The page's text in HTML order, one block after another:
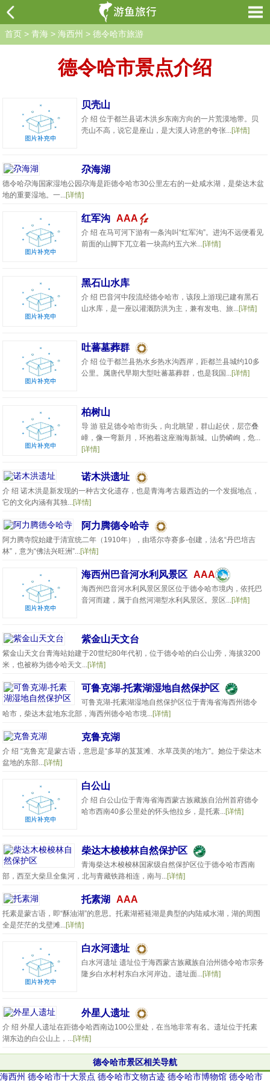
首页 > 青海 > 海西州 > 德令哈市旅游
德令哈市景点介绍
贝壳山
介 绍 位于都兰县诺木洪乡东南方向的一片荒漠地带。贝
壳山不高，说它是座山，是大漠人诗意的夸张...[详情]
尕海湖
德令哈尕海国家湿地公园尕海是距德令哈市30公里左右的一处咸水湖，是柴达木盆
地的重要湿地。一...[详情]
红军沟 AAA
介 绍 在马可河下游有一条沟叫“红军沟”。进沟不远便看见
前面的山脚下兀立着一块高约五六米...[详情]
黑石山水库
介 绍 巴音河中段流经德令哈市，该段上游现已建有黑石
山水库，是一座以灌溉防洪为主，兼有发电、旅...[详情]
吐蕃墓葬群
介 绍 位于都兰县热水乡热水沟西岸，距都兰县城约10多
公里。属唐代早期大型吐蕃墓葬群，也是我国...[详情]
柏树山
导 游 驻足德令哈市街头，向北眺望，群山起伏，层峦叠
嶂，像一弯新月，环抱着这座瀚海新城。山势嶙峋，危...
[详情]
诺木洪遗址
介 绍 诺木洪是新发现的一种古文化遗存，也是青海考古最西边的一个发掘地点，
它的文化内涵有其独...[详情]
阿力腾德令哈寺
阿力腾寺院始建于清宣统二年（1910年），由塔尔寺赛多-创建，法名“丹巴培吉
林”，意为“佛法兴旺洲”...[详情]
海西州巴音河水利风景区 AAA
海西州巴音河水利风景区景区位于德令哈市境内，依托巴
音河而建，属于自然河湖型水利风景区。景区...[详情]
紫金山天文台
紫金山天文台青海站始建于20世纪80年代初，位于德令哈的白公山旁，海拔3200
米，也被称为德令哈天文...[详情]
可鲁克湖-托素湖湿地自然保护区
可鲁克湖-托素湖湿地自然保护区位于青海省海西州德令
哈市，柴达木盆地东北部，海西州德令哈市境...[详情]
克鲁克湖
介 绍 “克鲁克”是蒙古语，意思是“多草的芨芨滩、水草茂美的地方”。她位于柴达木
盆地的东部...[详情]
白公山
介 绍 白公山位于青海省海西蒙古族藏族自治州首府德令
哈市西南40多公里处的怀头他拉乡，是托素...[详情]
柴达木梭梭林自然保护区
青海柴达木梭梭林国家级自然保护区位于德令哈市西南
部，西至大柴旦全集河，北与青藏铁路相连，南与...[详情]
托素湖 AAA
托素是蒙古语，即“酥油湖”的意思。托素湖褡裢湖是典型的内陆咸水湖，湖的周围
全是茫茫的戈壁滩...[详情]
白水河遗址
白水河遗址 遗址位于海西蒙古族藏族自治州德令哈市宗务
隆乡白水村村东白水河岸边。遗址面...[详情]
外星人遗址
介 绍 外星人遗址在距德令哈西南边100公里处，在当地非常有名。遗址位于托素
湖东边的白公山上，...[详情]
德令哈市景区相关导航
海西州 德令哈市十大景点 德令哈市文物古迹 德令哈市博物馆 德令哈市